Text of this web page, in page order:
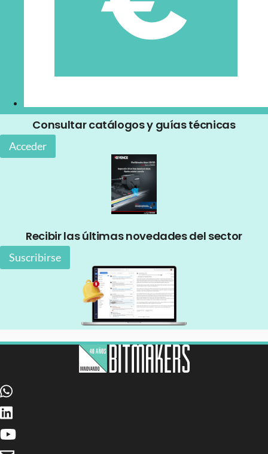
Consultar catálogos y guías técnicas
Acceder
Recibir las últimas novedades del sector
Suscribirse